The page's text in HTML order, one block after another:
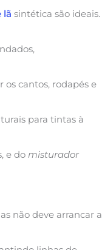
lã sintética são ideais.
os cantos, rodapés e
para tintas à
e do misturador
não deve arrancar a